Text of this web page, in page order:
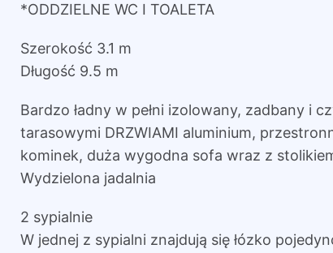
*ODDZIELNE WC I TOALETA
Szerokość 3.1 m
Długość 9.5 m
Bardzo ładny w pełni izolowany, zadbany i
tarasowymi DRZWIAMI aluminium,
kominek, duża wygodna sofa wraz z
Wydzielona jadalnia
2 sypialnie
W jednej z sypialni znajdują się łózko